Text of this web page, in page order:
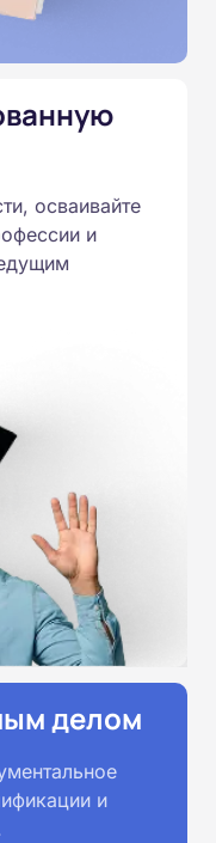
всем
534 в
о
осваивайте
и
делом
и